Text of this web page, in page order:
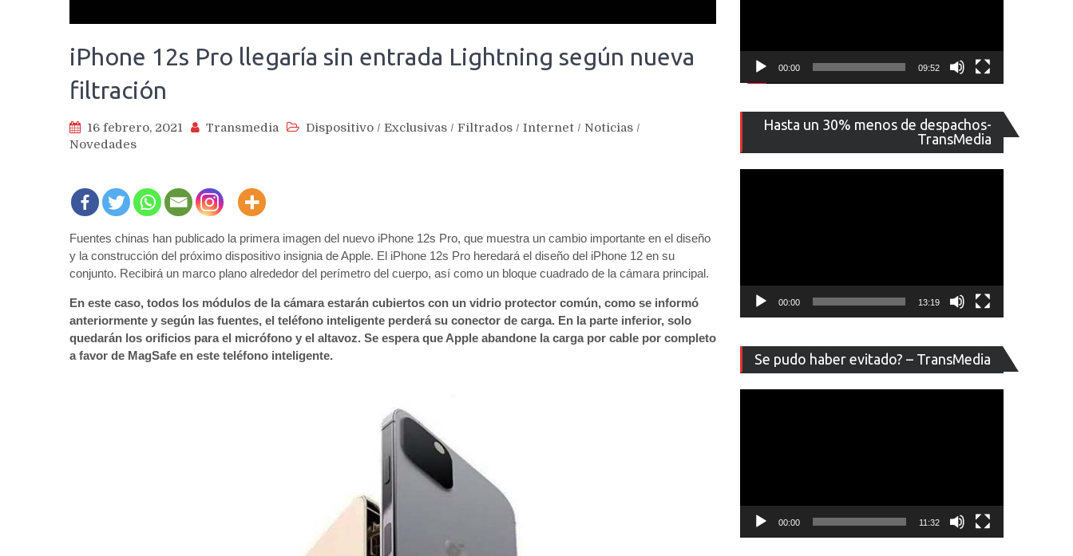
iPhone 12s Pro llegaría sin entrada Lightning según nueva
filtración
16 febrero, 2021 Transmedia Dispositivo / Exclusivas / Filtrados / Internet / Noticias /
Novedades
Fuentes chinas han publicado la primera imagen del nuevo iPhone 12s Pro, que muestra un cambio importante en el diseño
y la construcción del próximo dispositivo insignia de Apple. El iPhone 12s Pro heredará el diseño del iPhone 12 en su
conjunto. Recibirá un marco plano alrededor del perímetro del cuerpo, así como un bloque cuadrado de la cámara principal.
En este caso, todos los módulos de la cámara estarán cubiertos con un vidrio protector común, como se informó
anteriormente y según las fuentes, el teléfono inteligente perderá su conector de carga. En la parte inferior, solo
quedarán los orificios para el micrófono y el altavoz. Se espera que Apple abandone la carga por cable por completo
a favor de MagSafe en este teléfono inteligente.
00:00 09:52
Hasta un 30% menos de despachos-
TransMedia
de
vídeo
00:00 13:19
Se pudo haber evitado? – TransMedia
de
vídeo
00:00 11:32